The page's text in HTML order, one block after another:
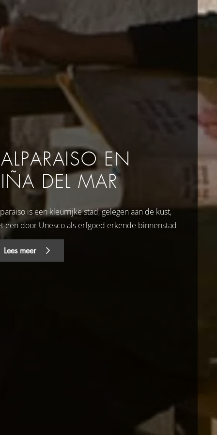
EN
DEL MAR
is een kleurrijke stad, gelegen aan de kust,
een door Unesco als erfgoed erkende binnenstad
Lees meer